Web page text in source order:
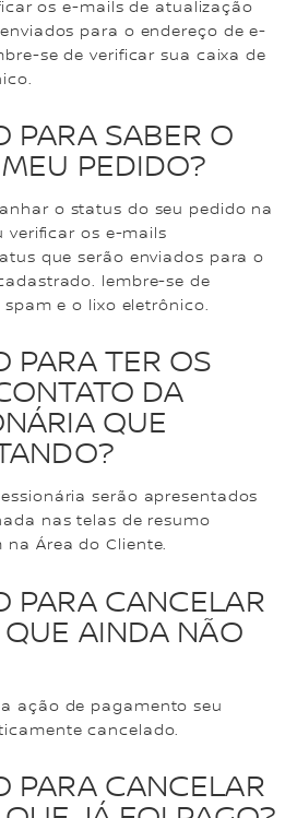
os e-mails de atualização
para o endereço de e-
se de verificar sua caixa de
PARA SABER O
PEDIDO?
o status do seu pedido na
verificar os e-mails
que serão enviados para o
lembre-se de
e o lixo eletrônico.
PARA TER OS
DA
QUE
serão apresentados
nas telas de resumo
Área do Cliente.
PARA CANCELAR
AINDA NÃO
ação de pagamento seu
cancelado.
PARA CANCELAR